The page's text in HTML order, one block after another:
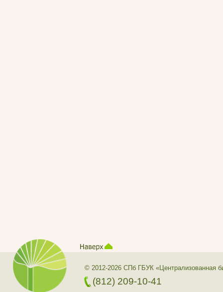
© 2012-2026 СПб ГБУК «Централизованная
(812) 209-10-41